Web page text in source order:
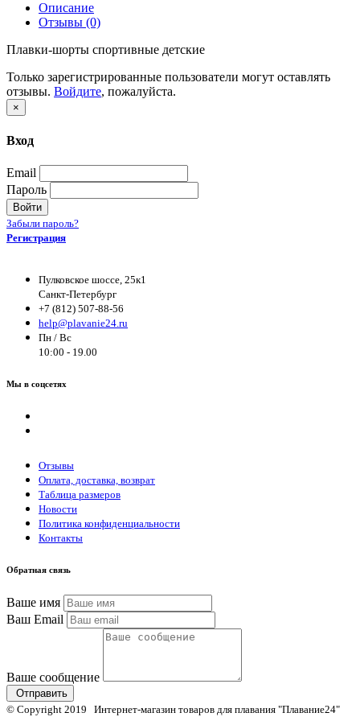
Описание
Отзывы (0)
Плавки-шорты спортивные детские
Только зарегистрированные пользователи могут оставлять
отзывы. Войдите, пожалуйста.
×
Вход
Email
Пароль
Войти
Забыли пароль?
Регистрация
Пулковское шоссе, 25к1
Санкт-Петербург
+7 (812) 507-88-56
help@plavanie24.ru
Пн / Вс
10:00 - 19.00
Мы в соцсетях
Отзывы
Оплата, доставка, возврат
Таблица размеров
Новости
Политика конфиденциальности
Контакты
Обратная связь
Ваше имя
Ваш Email
Ваше сообщение
Отправить
© Copyright 2019 Интернет-магазин товаров для плавания "Плавание24"